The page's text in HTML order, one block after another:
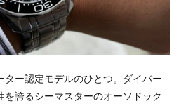
ター認定モデルのひとつ。ダイバー
を誇るシーマスターのオーソドック